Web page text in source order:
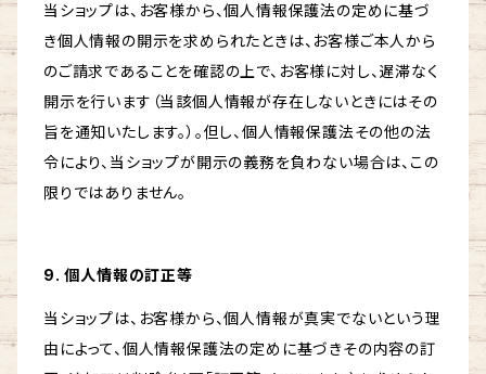
当ショップは、お客様から、個人情報保護法の定めに基づ
き個人情報の開示を求められたときは、お客様ご本人から
のご請求であることを確認の上で、お客様に対し、遅滞なく
開示を行います（当該個人情報が存在しないときにはその
旨を通知いたします。）。但し、個人情報保護法その他の法
令により、当ショップが開示の義務を負わない場合は、この
限りではありません。
9. 個人情報の訂正等
当ショップは、お客様から、個人情報が真実でないという理
由によって、個人情報保護法の定めに基づきその内容の訂